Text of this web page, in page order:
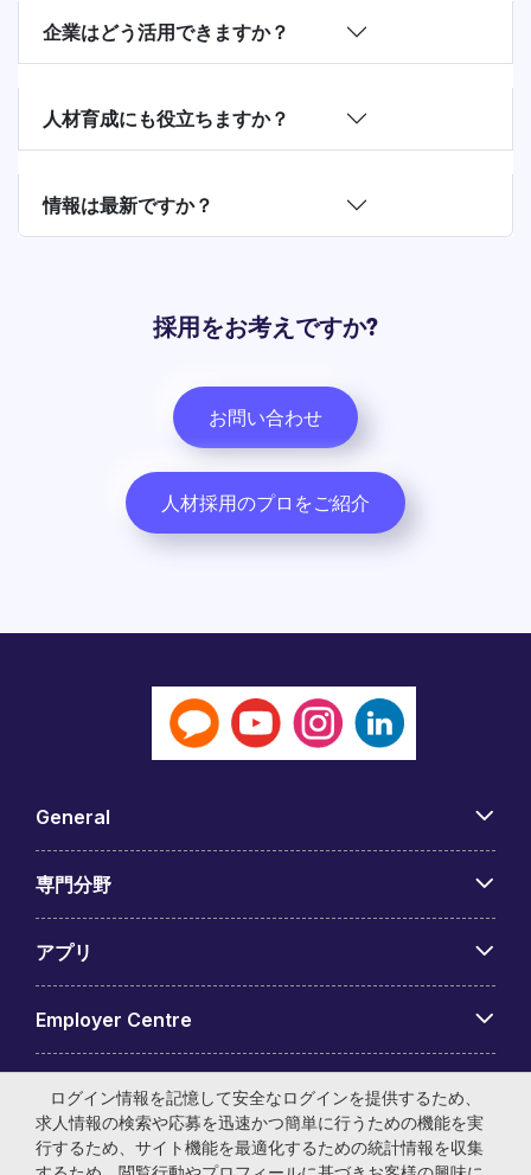
企業はどう活用できますか？
人材育成にも役立ちますか？
情報は最新ですか？
採用をお考えですか?
お問い合わせ
人材採用のプロをご紹介
General
専門分野
アプリ
Employer Centre
© マイケル・ペイジ・インターナショナル・ジャパン株式会
ログイン情報を記憶して安全なログインを提供するため、
求人情報の検索や応募を迅速かつ簡単に行うための機能を実
行するため、サイト機能を最適化するための統計情報を収集